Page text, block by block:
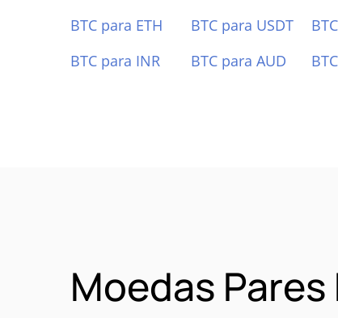
BTC para ETH BTC para USDT
BTC para INR
BTC para AUD
Moedas Pares